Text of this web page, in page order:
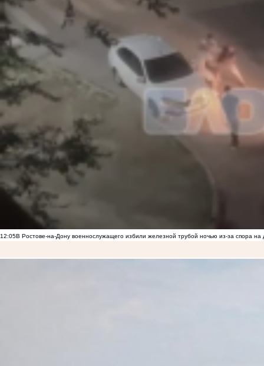
12:05В Ростове-на-Дону военнослужащего избили железной трубой ночью из-за спора на